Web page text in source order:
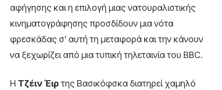
αφήγησης και η επιλογή μιας νατουραλιστικής
κινηματογράφησης προσδίδουν μια νότα
φρεσκάδας σ’ αυτή τη μεταφορά και την κάνουν
να ξεχωρίζει από μια τυπική τηλεταινία του BBC.
Η Τζέιν Έιρτης Βασικόφσκα διατηρεί χαμηλό